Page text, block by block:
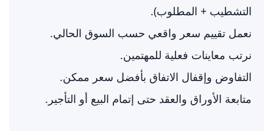
التشطيب + المطلوب).
نعمل تقييم سعر واقعي حسب السوق الحالي.
نرتب معاينات فعلية للمهتمين.
التفاوض وإقفال الاتفاق بأفضل سعر ممكن.
متابعة الأوراق والعقد حتى إتمام البيع أو التأجير.